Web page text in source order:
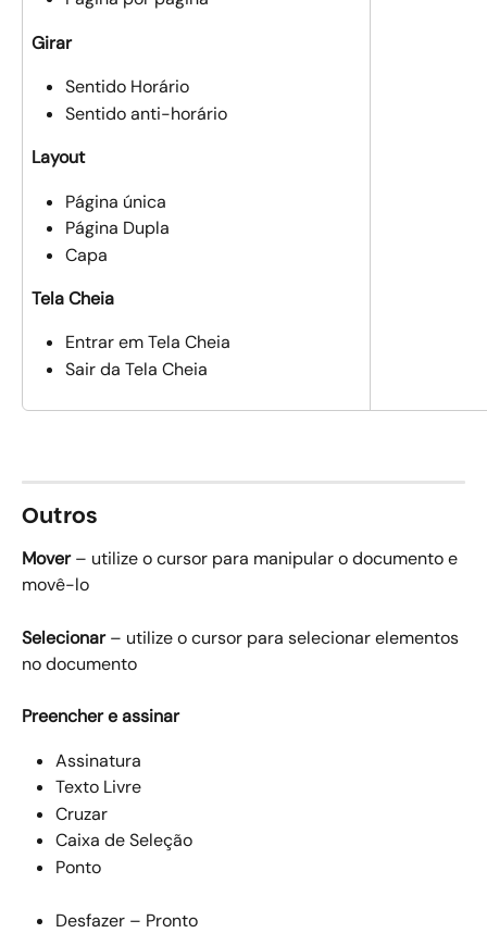
Girar
Sentido Horário
Sentido anti-horário
Layout
Página única
Página Dupla
Capa
Tela Cheia
Entrar em Tela Cheia
Sair da Tela Cheia
Outros
Mover – utilize o cursor para manipular o documento e
movê-lo
Selecionar – utilize o cursor para selecionar elementos
no documento
Preencher e assinar
Assinatura
Texto Livre
Cruzar
Caixa de Seleção
Ponto
Desfazer – Pronto